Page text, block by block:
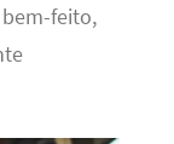
feito,